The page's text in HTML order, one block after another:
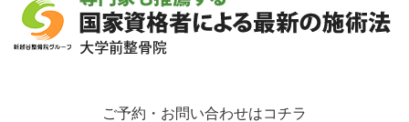
ご予約・お問い合わせはコチラ